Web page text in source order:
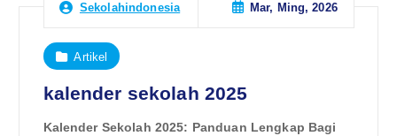
Sekolahindonesia Mar, Ming, 2026
Artikel
kalender sekolah 2025
Kalender Sekolah 2025: Panduan Lengkap Bagi